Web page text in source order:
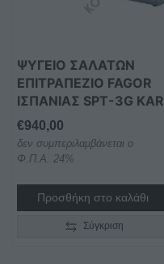
ΨΥΓΕΙΟ ΣΑΛΑΤΩΝ
ΕΠΙΤΡΑΠΕΖΙΟ FAGOR
ΙΣΠΑΝΙΑΣ SPT-3G KAR
€940,00
δεν συμπεριλαμβάνεται ο
Φ.Π.Α. 24%
Προσθήκη στο καλάθι
Σύγκριση